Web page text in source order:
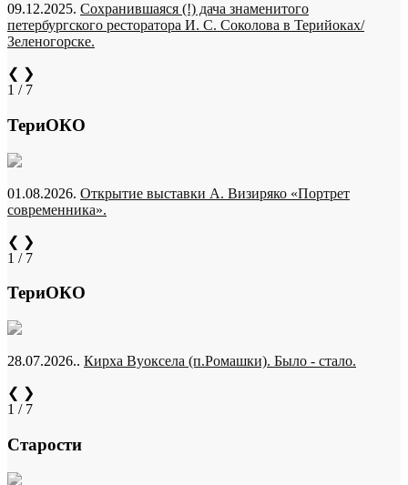
09.12.2025. Сохранившаяся (!) дача знаменитого
петербургского ресторатора И. С. Соколова в Терийоках/
Зеленогорске.
❮ ❯
1 / 7
ТериОКО
01.08.2026. Открытие выставки А. Визиряко «Портрет
современника».
❮ ❯
1 / 7
ТериОКО
28.07.2026.. Кирха Вуоксела (п.Ромашки). Было - стало.
❮ ❯
1 / 7
Старости